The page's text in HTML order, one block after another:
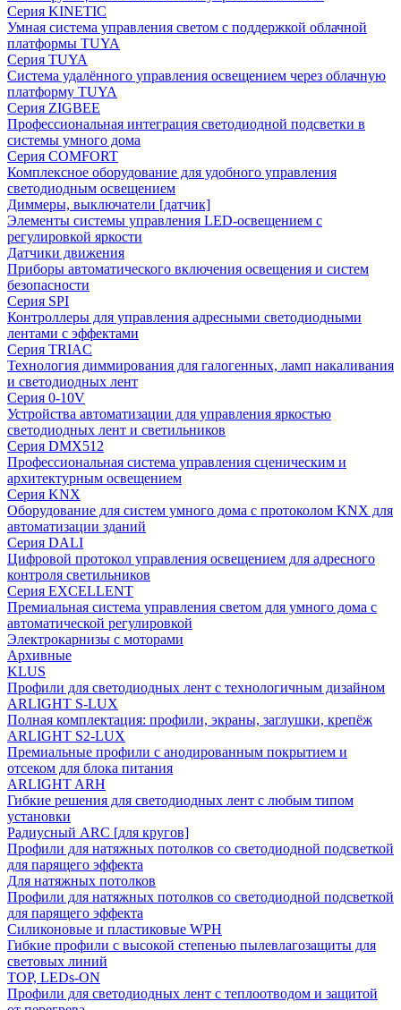
Серия KINETIC
Умная система управления светом с поддержкой облачной
платформы TUYA
Серия TUYA
Система удалённого управления освещением через облачную
платформу TUYA
Серия ZIGBEE
Профессиональная интеграция светодиодной подсветки в
системы умного дома
Серия COMFORT
Комплексное оборудование для удобного управления
светодиодным освещением
Диммеры, выключатели [датчик]
Элементы системы управления LED-освещением с
регулировкой яркости
Датчики движения
Приборы автоматического включения освещения и систем
безопасности
Серия SPI
Контроллеры для управления адресными светодиодными
лентами с эффектами
Серия TRIAC
Технология диммирования для галогенных, ламп накаливания
и светодиодных лент
Серия 0-10V
Устройства автоматизации для управления яркостью
светодиодных лент и светильников
Серия DMX512
Профессиональная система управления сценическим и
архитектурным освещением
Серия KNX
Оборудование для систем умного дома с протоколом KNX для
автоматизации зданий
Серия DALI
Цифровой протокол управления освещением для адресного
контроля светильников
Серия EXCELLENT
Премиальная система управления светом для умного дома с
автоматической регулировкой
Электрокарнизы с моторами
Архивные
KLUS
Профили для светодиодных лент с технологичным дизайном
ARLIGHT S-LUX
Полная комплектация: профили, экраны, заглушки, крепёж
ARLIGHT S2-LUX
Премиальные профили с анодированным покрытием и
отсеком для блока питания
ARLIGHT ARH
Гибкие решения для светодиодных лент с любым типом
установки
Радиусный ARC [для кругов]
Профили для натяжных потолков со светодиодной подсветкой
для парящего эффекта
Для натяжных потолков
Профили для натяжных потолков со светодиодной подсветкой
для парящего эффекта
Силиконовые и пластиковые WPH
Гибкие профили с высокой степенью пылевлагозащиты для
световых линий
TOP, LEDs-ON
Профили для светодиодных лент с теплоотводом и защитой